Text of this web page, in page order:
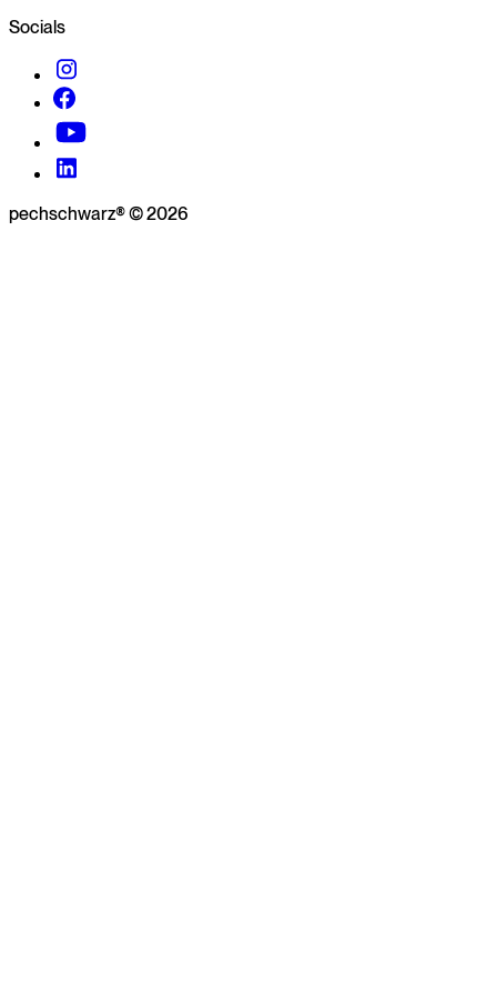
Socials
pechschwarz® © 2026